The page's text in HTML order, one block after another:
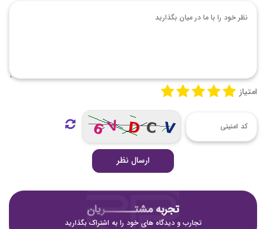
امتیاز
ارسال نظر
تجربه مشتـــــــریان
تجارب و دیدگاه های خود را به اشتراک بگذارید